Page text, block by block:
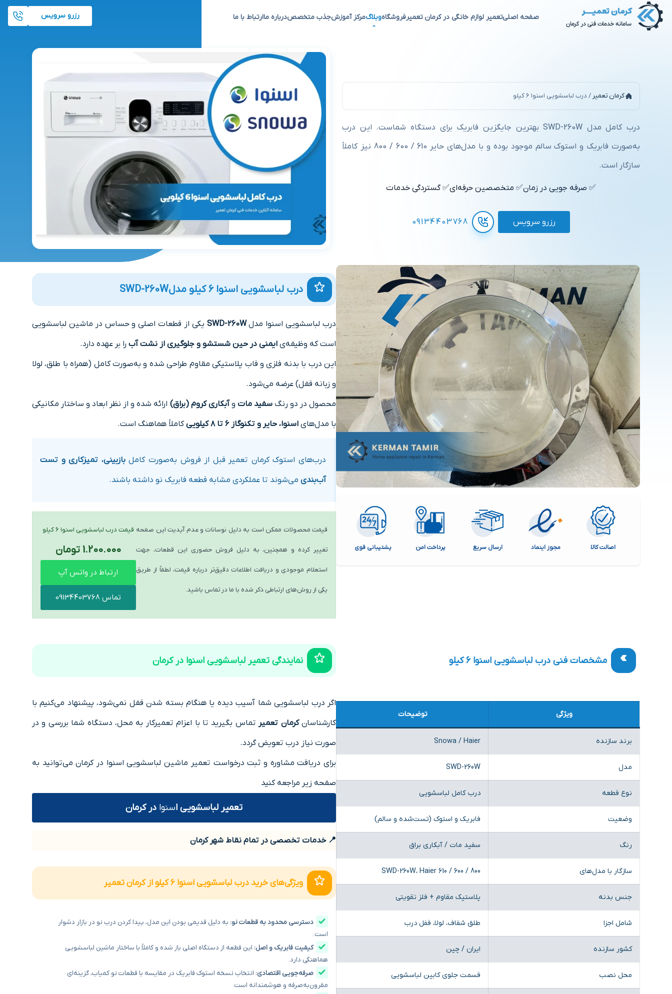
صفحه اصلیتعمیر لوازم خانگی در کرمان تعمیرفروشگاهوبلاگمرکز آموزشجذب متخصصدرباره ماارتباط با ما رزرو سرویس
کرمان تعمیر / درب لباسشویی اسنوا 6 کیلو
درب کامل مدل SWD-260W بهترین جایگزین فابریک برای دستگاه شماست. این درب
به‌صورت فابریک و استوک سالم موجود بوده و با مدل‌های حایر 610 / 600 / 800 نیز کاملاً
سازگار است.
✅ صرفه جویی در زمان✅ متخصصین حرفه‌ای✅ گستردگی خدمات
رزرو سرویس 09134403768
اصالت کالا مجوز اینماد ارسال سریع پرداخت امن پشتیبانی قوی
درب لباسشویی اسنوا 6 کیلو مدل SWD-260W
درب لباسشویی اسنوا مدلSWD-260W یکی از قطعات اصلی و حساس در ماشین لباسشویی
است که وظیفه‌ی ایمنی در حین شستشو و جلوگیری از نشت آب را بر عهده دارد.
این درب با بدنه فلزی و قاب پلاستیکی مقاوم طراحی شده و به‌صورت کامل (همراه با طلق، لولا
و زبانه قفل) عرضه می‌شود.
محصول در دو رنگسفید مات وآبکاری کروم (براق) ارائه شده و از نظر ابعاد و ساختار مکانیکی
با مدل‌های اسنوا، حایر و تکنوگاز ۶ تا ۸ کیلویی کاملاً هماهنگ است.
درب‌های استوک کرمان تعمیر قبل از فروش به‌صورت کاملبازبینی، تمیزکاری و تست
آب‌بندی می‌شوند تا عملکردی مشابه قطعه فابریک نو داشته باشند.
قیمت محصولات ممکن است به دلیل نوسانات و عدم آپدیت این صفحه
تغییر کرده و همچنین، به دلیل فروش حضوری این قطعات، جهت
استعلام موجودی و دریافت اطلاعات دقیق‌تر درباره قیمت، لطفاً از طریق
یکی از روش‌های ارتباطی ذکر شده با ما در تماس باشید.
قیمت درب لباسشویی اسنوا 6 کیلو
1.200.000 تومان
ارتباط در واتس آپ
تماس 09134403768
مشخصات فنی درب لباسشویی اسنوا 6 کیلو
ویژگی توضیحات
برند سازنده Snowa / Haier
مدل SWD-260W
نوع قطعه درب کامل لباسشویی
وضعیت فابریک و استوک (تست‌شده و سالم)
رنگ سفید مات / آبکاری براق
سازگار با مدل‌های SWD-260W، Haier 610 / 600 / 800
جنس بدنه پلاستیک مقاوم + فلز تقویتی
شامل اجزا طلق شفاف، لولا، قفل درب
کشور سازنده ایران / چین
محل نصب قسمت جلوی کابین لباسشویی
نمایندگی تعمیر لباسشویی اسنوا در کرمان
اگر درب لباسشویی شما آسیب دیده یا هنگام بسته شدن قفل نمی‌شود، پیشنهاد می‌کنیم با
کارشناسانکرمان تعمیر تماس بگیرید تا با اعزام تعمیرکار به محل، دستگاه شما بررسی و در
صورت نیاز درب تعویض گردد.
برای دریافت مشاوره و ثبت درخواست تعمیر ماشین لباسشویی اسنوا در کرمان می‌توانید به
صفحه زیر مراجعه کنید
تعمیر لباسشویی اسنوا در کرمان
📍 خدمات تخصصی در تمام نقاط شهر کرمان
ویژگی‌های خرید درب لباسشویی اسنوا 6 کیلو از کرمان تعمیر
دسترسی محدود به قطعات نو: به دلیل قدیمی بودن این مدل، پیدا کردن درب نو در بازار دشوار
است.
کیفیت فابریک و اصل: این قطعه از دستگاه اصلی باز شده و کاملاً با ساختار ماشین لباسشویی
هماهنگی دارد.
صرفه‌جویی اقتصادی: انتخاب نسخه استوک فابریک در مقایسه با قطعات نو کمیاب، گزینه‌ای
مقرون‌به‌صرفه و هوشمندانه است.